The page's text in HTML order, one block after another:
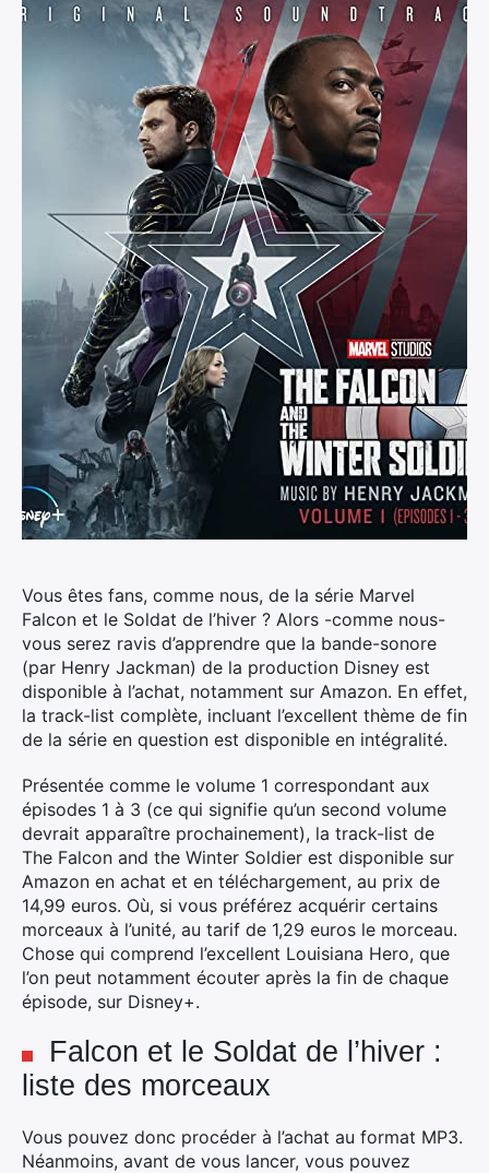
Vous êtes fans, comme nous, de la série Marvel
Falcon et le Soldat de l’hiver ? Alors -comme nous-
vous serez ravis d’apprendre que la bande-sonore
(par Henry Jackman) de la production Disney est
disponible à l’achat, notamment sur Amazon. En effet,
la track-list complète, incluant l’excellent thème de fin
de la série en question est disponible en intégralité.
Présentée comme le volume 1 correspondant aux
épisodes 1 à 3 (ce qui signifie qu’un second volume
devrait apparaître prochainement), la track-list de
The Falcon and the Winter Soldier est disponible sur
Amazon en achat et en téléchargement, au prix de
14,99 euros. Où, si vous préférez acquérir certains
morceaux à l’unité, au tarif de 1,29 euros le morceau.
Chose qui comprend l’excellent Louisiana Hero, que
l’on peut notamment écouter après la fin de chaque
épisode, sur Disney+.
Falcon et le Soldat de l’hiver :
liste des morceaux
Vous pouvez donc procéder à l’achat au format MP3.
Néanmoins, avant de vous lancer, vous pouvez